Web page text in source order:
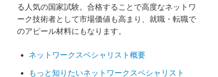
る人気の国家試験。合格することで高度なネットワ
ーク技術者として市場価値も高まり、就職・転職で
のアピール材料にもなります。
ネットワークスペシャリスト概要
もっと知りたいネットワークスペシャリスト